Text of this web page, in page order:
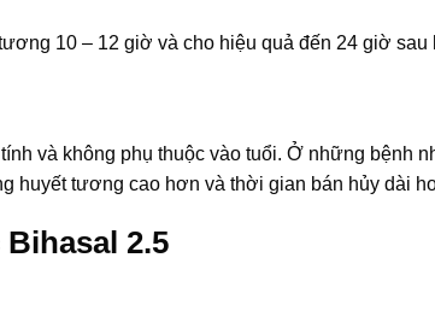
10 – 12 giờ và cho hiệu quả đến 24 giờ sau
và không phụ thuộc vào tuổi. Ở những bệnh
huyết tương cao hơn và thời gian bán hủy dài
2.5